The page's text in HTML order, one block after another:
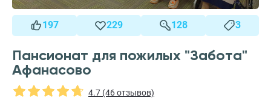
197 229 128 3
Пансионат для пожилых "Забота"
Афанасово
4.7 (46 отзывов)